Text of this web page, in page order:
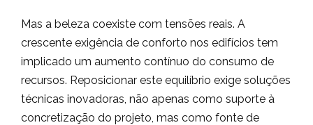
Mas a beleza coexiste com tensões reais. A
crescente exigência de conforto nos edifícios tem
implicado um aumento contínuo do consumo de
recursos. Reposicionar este equilíbrio exige soluções
técnicas inovadoras, não apenas como suporte à
concretização do projeto, mas como fonte de